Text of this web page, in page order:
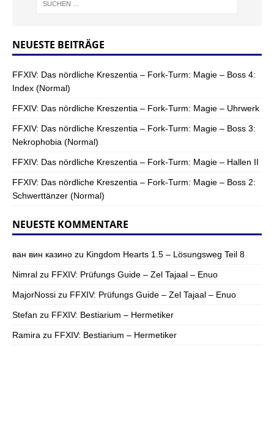
NEUESTE BEITRÄGE
FFXIV: Das nördliche Kreszentia – Fork-Turm: Magie – Boss 4:
Index (Normal)
FFXIV: Das nördliche Kreszentia – Fork-Turm: Magie – Uhrwerk
FFXIV: Das nördliche Kreszentia – Fork-Turm: Magie – Boss 3:
Nekrophobia (Normal)
FFXIV: Das nördliche Kreszentia – Fork-Turm: Magie – Hallen II
FFXIV: Das nördliche Kreszentia – Fork-Turm: Magie – Boss 2:
Schwerttänzer (Normal)
NEUESTE KOMMENTARE
ван вин казино zu Kingdom Hearts 1.5 – Lösungsweg Teil 8
Nimral zu FFXIV: Prüfungs Guide – Zel Tajaal – Enuo
MajorNossi zu FFXIV: Prüfungs Guide – Zel Tajaal – Enuo
Stefan zu FFXIV: Bestiarium – Hermetiker
Ramira zu FFXIV: Bestiarium – Hermetiker